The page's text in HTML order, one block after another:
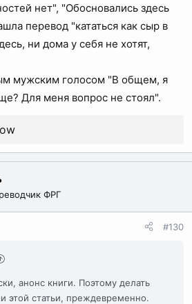
нет", "Обосновались здесь
перевод "кататься как сыр в
ни дома у себя не хотят,
мужским голосом "В общем, я
Для меня вопрос не стоял".
ФРГ
#130
анонс книги. Поэтому делать
этой статьи, преждевременно.